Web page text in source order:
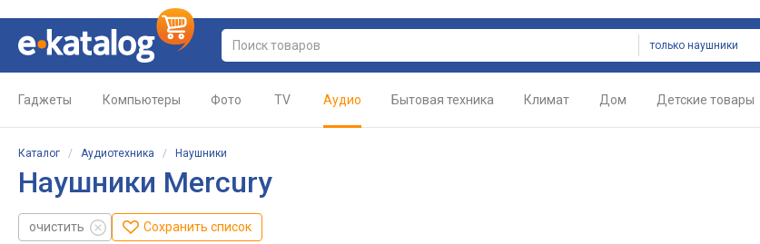
только наушники
Гаджеты Компьютеры Фото TV Аудио Бытовая техника Климат Дом Детские товары
Каталог / Аудиотехника / Наушники
Наушники Mercury
очистить Сохранить список